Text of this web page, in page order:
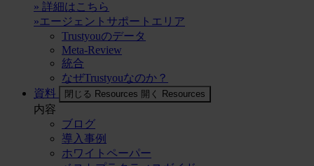
» 詳細はこちら
»エージェントサポートエリア
Trustyouのデータ
Meta-Review
統合
なぜTrustyouなのか？
資料
閉じる Resources 開く Resources
内容
ブログ
導入事例
ホワイトペーパー